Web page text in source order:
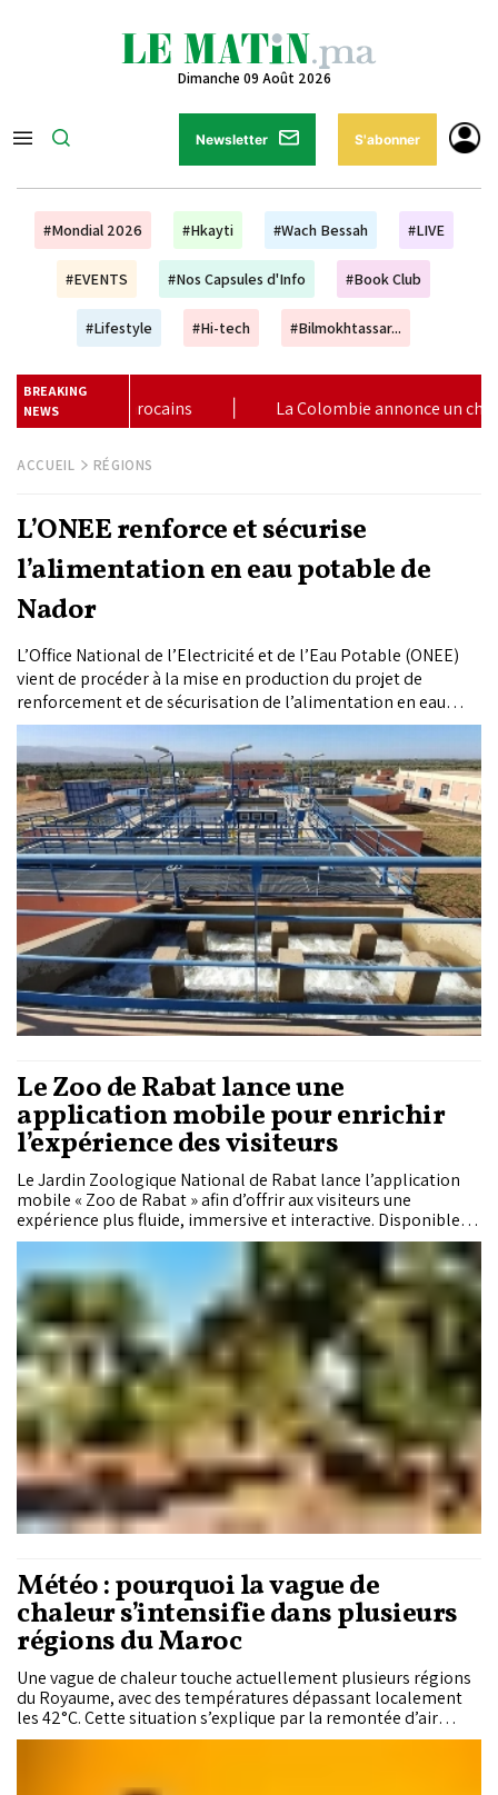
Dimanche 09 Août 2026
Newsletter S'abonner
#Mondial 2026 #Hkayti #Wach Bessah #LIVE
#EVENTS #Nos Capsules d'Info #Book Club
#Lifestyle #Hi-tech #Bilmokhtassar...
BREAKING
NEWSannonce un changement de sa position et reconnaît la
ACCUEIL RÉGIONS
L’ONEE renforce et sécurise
l’alimentation en eau potable de
Nador
L’Office National de l’Electricité et de l’Eau Potable (ONEE)
vient de procéder à la mise en production du projet de
renforcement et de sécurisation de l’alimentation en eau
potable de la ville de Nador et des localités avoisinantes.
Le Zoo de Rabat lance une
application mobile pour enrichir
l’expérience des visiteurs
Le Jardin Zoologique National de Rabat lance l’application
mobile « Zoo de Rabat » afin d’offrir aux visiteurs une
expérience plus fluide, immersive et interactive. Disponible
gratuitement sur Android et iOS, cette initiative s’inscrit dans
la stratégie de transformation digitale engagée par le parc.
Météo : pourquoi la vague de
chaleur s’intensifie dans plusieurs
régions du Maroc
Une vague de chaleur touche actuellement plusieurs régions
du Royaume, avec des températures dépassant localement
les 42°C. Cette situation s’explique par la remontée d’air
chaud saharien favorisée par une configuration